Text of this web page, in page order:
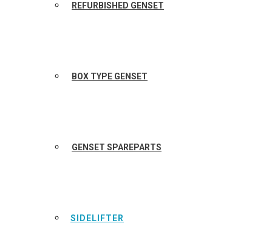
REFURBISHED GENSET
BOX TYPE GENSET
GENSET SPAREPARTS
SIDELIFTER